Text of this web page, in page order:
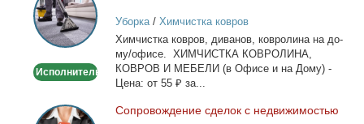
ковров
на
дому/
Исполнитель
Уборка/ Химчистка ковров
Хим­чист­ка ков­ров, ди­ва­нов, ков­ро­ли­на на до­
му/офи­се. ХИМЧИСТКА КОВРОЛИНА,
КОВРОВ И МЕБЕЛИ (в Офи­се и на До­му) -
Це­на: от 55 ₽ за...
СопровождениеСо­про­вож­де­ние сде­лок с недви­жи­мо­стью